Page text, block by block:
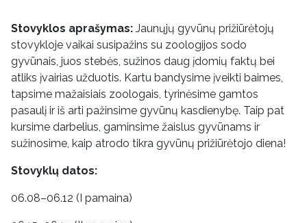
Stovyklos aprašymas: Jaunųjų gyvūnų prižiūrėtojų
stovykloje vaikai susipažins su zoologijos sodo
gyvūnais, juos stebės, sužinos daug įdomių faktų bei
atliks įvairias užduotis. Kartu bandysime įveikti baimes,
tapsime mažaisiais zoologais, tyrinėsime gamtos
pasaulį ir iš arti pažinsime gyvūnų kasdienybę. Taip pat
kursime darbelius, gaminsime žaislus gyvūnams ir
sužinosime, kaip atrodo tikra gyvūnų prižiūrėtojo diena!
Stovyklų datos:
06.08–06.12 (I pamaina)